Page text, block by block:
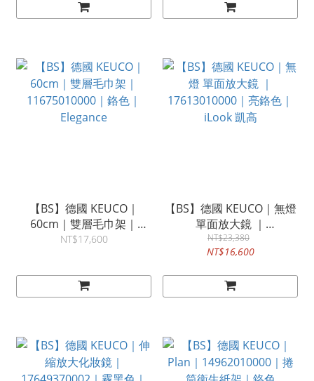
【BS】德國 KEUCO｜
60cm｜雙層毛巾架｜
11675010000｜鉻色｜
NT$17,600
【BS】德國 KEUCO｜無燈
單面放大鏡 ｜
17613010000｜亮鉻色｜
iLook 凱高
NT$23,380
NT$16,600